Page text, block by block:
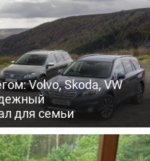
Volvo, Skoda, VW
для семьи